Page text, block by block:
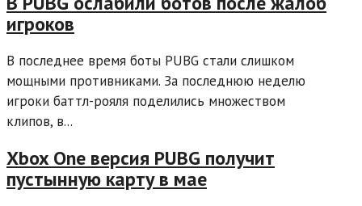
игроков
В последнее время боты PUBG стали слишком
мощными противниками. За последнюю неделю
игроки баттл-рояля поделились множеством
клипов, в...
Xbox One версия PUBG получит
пустынную карту в мае